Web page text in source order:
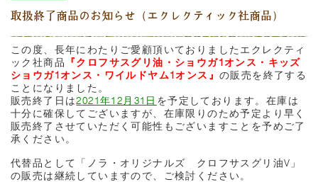
取扱終了商品のお知らせ（エクレクティック社商品）
この度、長年にわたりご愛顧頂いておりましたエクレクティ
ック社商品
『クロフサスグリ油・ショウガ1オンス・キッズ
ショウガ1オンス・ワイルドヤム1オンス 』の販売を終了する
ことになりました。
販売終了日は2021年12月31日 を予定しております。在庫は
十分に確保してございますが、在庫限りのため予定より早く
販売終了させていただく可能性もございますことを予めご了
承ください。
代替品として「ノラ・オリジナルズ クロフサスグリ油V」
の販売は継続していますので、ご検討ください。